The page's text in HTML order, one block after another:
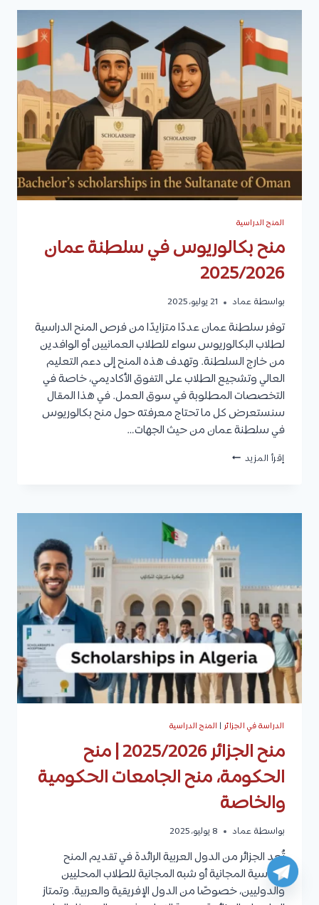
لدعم
الطلاب
الفقراء
والمحتاجين
70
دولة
حول
العالم
المنح الدراسية
منح بكالوريوس في سلطنة عمان
2025/2026
بواسطة عماد 21 يوليو، 2025
توفر سلطنة عمان عددًا متزايدًا من فرص المنح الدراسية
لطلاب البكالوريوس سواء للطلاب العمانيين أو الوافدين
من خارج السلطنة. وتهدف هذه المنح إلى دعم التعليم
العالي وتشجيع الطلاب على التفوق الأكاديمي، خاصة في
التخصصات المطلوبة في سوق العمل. في هذا المقال
سنستعرض كل ما تحتاج معرفته حول منح بكالوريوس
في سلطنة عمان من حيث الجهات…
إقرأ المزيد منح
عمان
الدراسة في الجزائر | المنح الدراسية
منح الجزائر 2025/2026 | منح
الحكومة، منح الجامعات الحكومية
والخاصة
بواسطة عماد 8 يوليو، 2025
تُعد الجزائر من الدول العربية الرائدة في تقديم المنح
الدراسية المجانية أو شبه المجانية للطلاب المحليين
والدوليين، خصوصًا من الدول الإفريقية والعربية. وتمتاز